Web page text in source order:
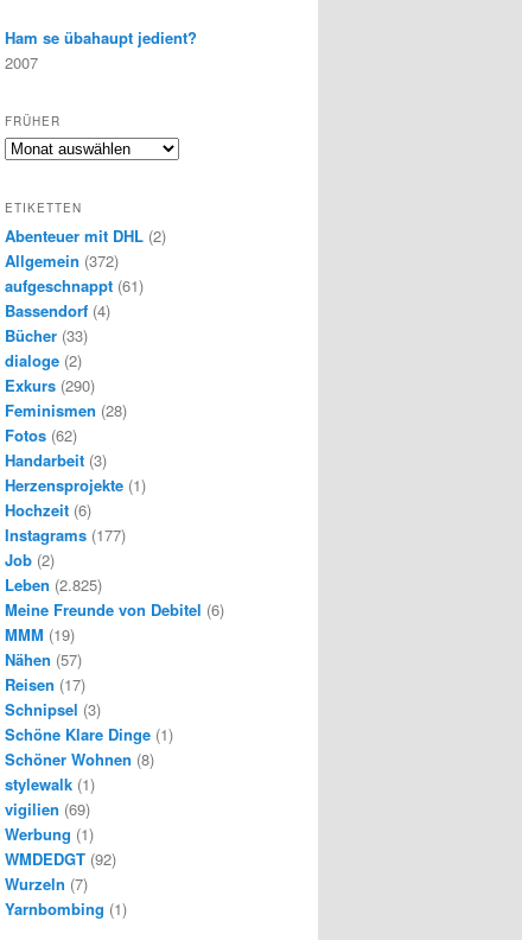
Ham se übahaupt jedient?
2007
FRÜHER
F
h
e
r
ETIKETTEN
Abenteuer mit DHL (2)
Allgemein (372)
aufgeschnappt (61)
Bassendorf (4)
Bücher (33)
dialoge (2)
Exkurs (290)
Feminismen (28)
Fotos (62)
Handarbeit (3)
Herzensprojekte (1)
Hochzeit (6)
Instagrams (177)
Job (2)
Leben (2.825)
Meine Freunde von Debitel (6)
MMM (19)
Nähen (57)
Reisen (17)
Schnipsel (3)
Schöne Klare Dinge (1)
Schöner Wohnen (8)
stylewalk (1)
vigilien (69)
Werbung (1)
WMDEDGT (92)
Wurzeln (7)
Yarnbombing (1)